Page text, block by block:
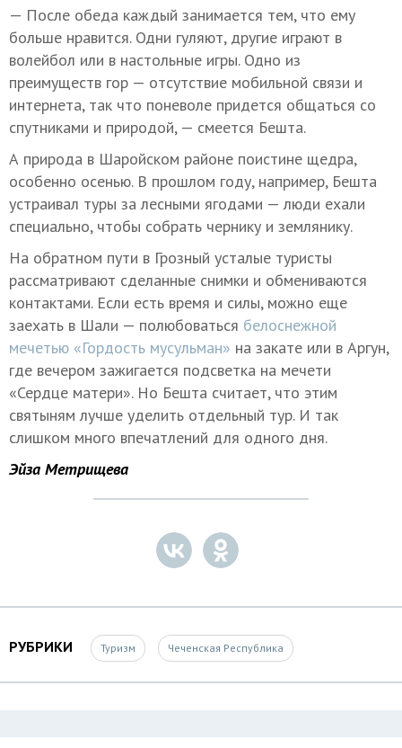
— После обеда каждый занимается тем, что ему
больше нравится. Одни гуляют, другие играют в
волейбол или в настольные игры. Одно из
преимуществ гор — отсутствие мобильной связи и
интернета, так что поневоле придется общаться со
спутниками и природой, — смеется Бешта.
А природа в Шаройском районе поистине щедра,
особенно осенью. В прошлом году, например, Бешта
устраивал туры за лесными ягодами — люди ехали
специально, чтобы собрать чернику и землянику.
На обратном пути в Грозный усталые туристы
рассматривают сделанные снимки и обмениваются
контактами. Если есть время и силы, можно еще
заехать в Шали — полюбоваться белоснежной
мечетью «Гордость мусульман» на закате или в Аргун,
где вечером зажигается подсветка на мечети
«Сердце матери». Но Бешта считает, что этим
святыням лучше уделить отдельный тур. И так
слишком много впечатлений для одного дня.
Эйза Метрищева
РУБРИКИ Туризм Чеченская Республика